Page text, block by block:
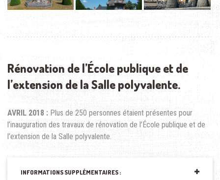
Rénovation de l’École publique et de
l’extension de la Salle polyvalente.
AVRIL 2018 : Plus de 250 personnes étaient présentes pour
l’inauguration des travaux de rénovation de l’École publique et de
l’extension de la Salle polyvalente.
INFORMATIONS SUPPLÉMENTAIRES :